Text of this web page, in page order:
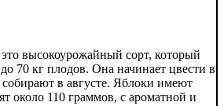
высокоурожайный сорт, который
70 кг плодов. Она начинает цвести в
в августе. Яблоки имеют
около 110 граммов, с ароматной и